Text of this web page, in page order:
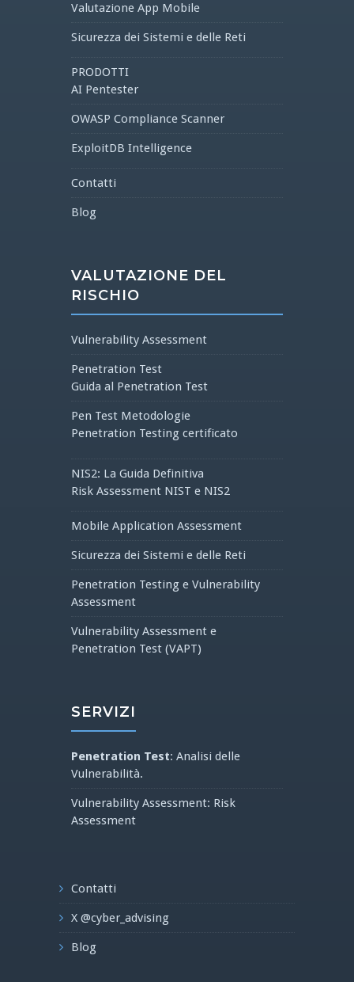
Valutazione App Mobile
Sicurezza dei Sistemi e delle Reti
PRODOTTI
AI Pentester
OWASP Compliance Scanner
ExploitDB Intelligence
Contatti
Blog
VALUTAZIONE DEL
RISCHIO
Vulnerability Assessment
Penetration Test
Guida al Penetration Test
Pen Test Metodologie
Penetration Testing certificato
NIS2: La Guida Definitiva
Risk Assessment NIST e NIS2
Mobile Application Assessment
Sicurezza dei Sistemi e delle Reti
Penetration Testing e Vulnerability
Assessment
Vulnerability Assessment e
Penetration Test (VAPT)
SERVIZI
Penetration Test: Analisi delle
Vulnerabilità.
Vulnerability Assessment: Risk
Assessment
Contatti
X @cyber_advising
Blog